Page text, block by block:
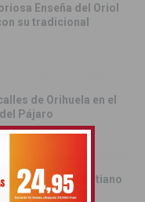
Enseña del Oriol
su tradicional
de Orihuela en el
Pájaro
del Bando Cristiano